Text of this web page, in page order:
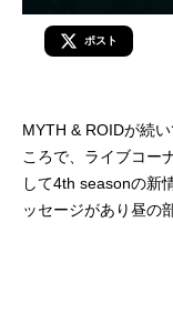
ポスト
MYTH & ROIDが続
ころで、ライブコー
して4th seasonの新
ッセージがあり昼の